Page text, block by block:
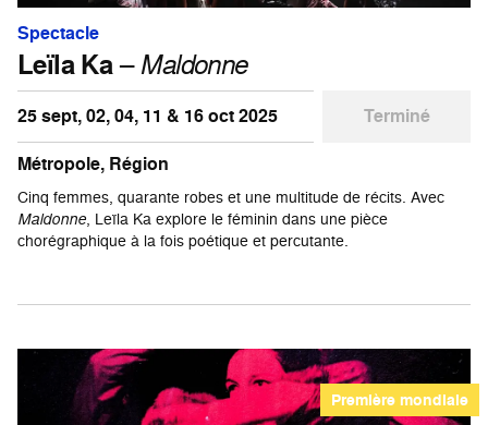
Spectacle
Leïla Ka–Maldonne
25 sept, 02, 04, 11 & 16 oct 2025
Terminé
Métropole, Région
Cinq femmes, quarante robes et une multitude de récits. Avec
Maldonne, Leïla Ka explore le féminin dans une pièce
chorégraphique à la fois poétique et percutante.
Première mondiale